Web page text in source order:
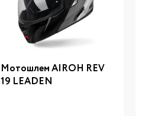
Мотошлем AIROH REV
19 LEADEN